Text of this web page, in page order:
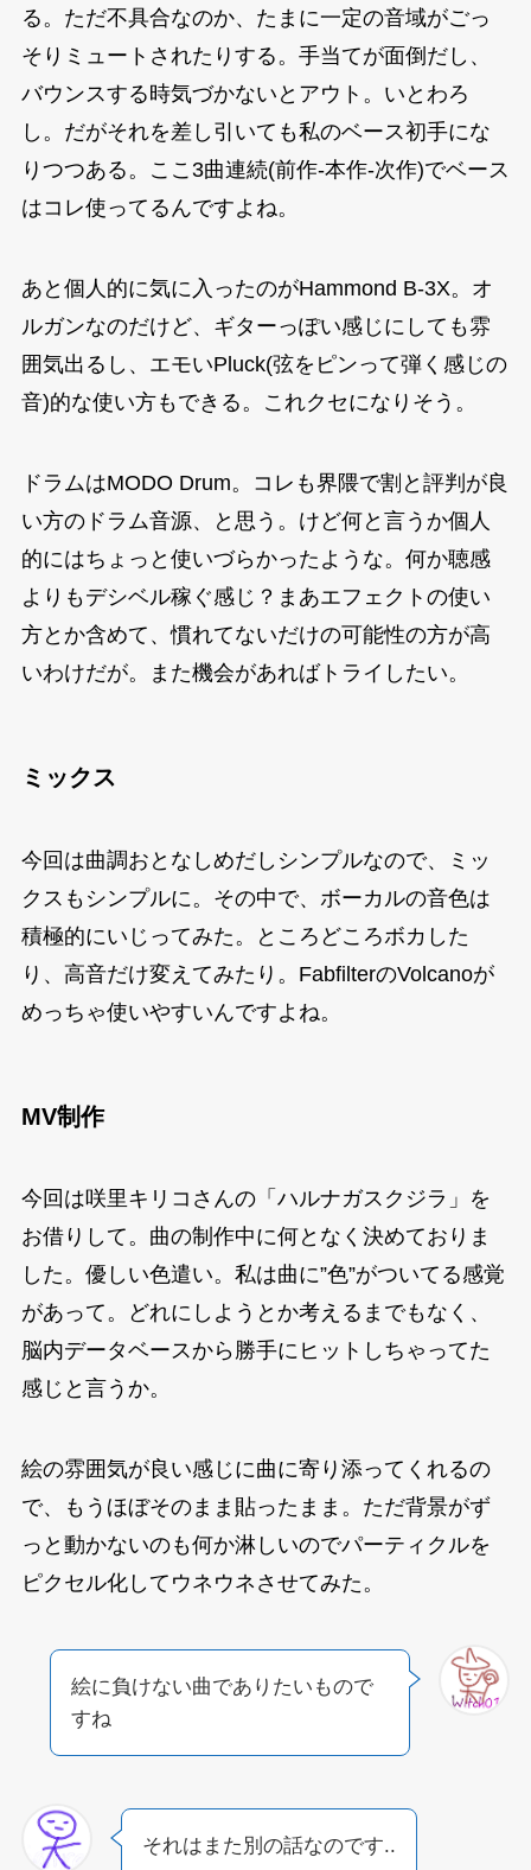
る。ただ不具合なのか、たまに一定の音域がごっ
そりミュートされたりする。手当てが面倒だし、
バウンスする時気づかないとアウト。いとわろ
し。だがそれを差し引いても私のベース初手にな
りつつある。ここ3曲連続(前作-本作-次作)でベース
はコレ使ってるんですよね。
あと個人的に気に入ったのがHammond B-3X。オ
ルガンなのだけど、ギターっぽい感じにしても雰
囲気出るし、エモいPluck(弦をピンって弾く感じの
音)的な使い方もできる。これクセになりそう。
ドラムはMODO Drum。コレも界隈で割と評判が良
い方のドラム音源、と思う。けど何と言うか個人
的にはちょっと使いづらかったような。何か聴感
よりもデシベル稼ぐ感じ？まあエフェクトの使い
方とか含めて、慣れてないだけの可能性の方が高
いわけだが。また機会があればトライしたい。
ミックス
今回は曲調おとなしめだしシンプルなので、ミッ
クスもシンプルに。その中で、ボーカルの音色は
積極的にいじってみた。ところどころボカした
り、高音だけ変えてみたり。FabfilterのVolcanoが
めっちゃ使いやすいんですよね。
MV制作
今回は咲里キリコさんの「ハルナガスクジラ」を
お借りして。曲の制作中に何となく決めておりま
した。優しい色遣い。私は曲に”色”がついてる感覚
があって。どれにしようとか考えるまでもなく、
脳内データベースから勝手にヒットしちゃってた
感じと言うか。
絵の雰囲気が良い感じに曲に寄り添ってくれるの
で、もうほぼそのまま貼ったまま。ただ背景がず
っと動かないのも何か淋しいのでパーティクルを
ピクセル化してウネウネさせてみた。
絵に負けない曲でありたいもので
すね
それはまた別の話なのです..